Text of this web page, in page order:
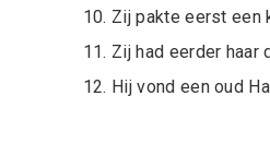
Zij pakte eerst een
Zij had eerder haar
Hij vond een oud